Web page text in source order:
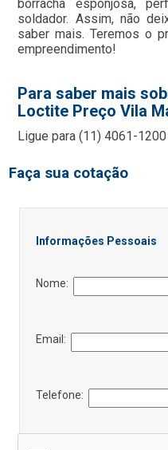
borracha esponjosa,
soldador. Assim, não
saber mais. Teremos o
empreendimento!
Para saber mais
Loctite Preço Vila
Ligue para(11) 4061-1200
Faça sua cotação
Informações Pessoais
Nome:
Email:
Telefone: